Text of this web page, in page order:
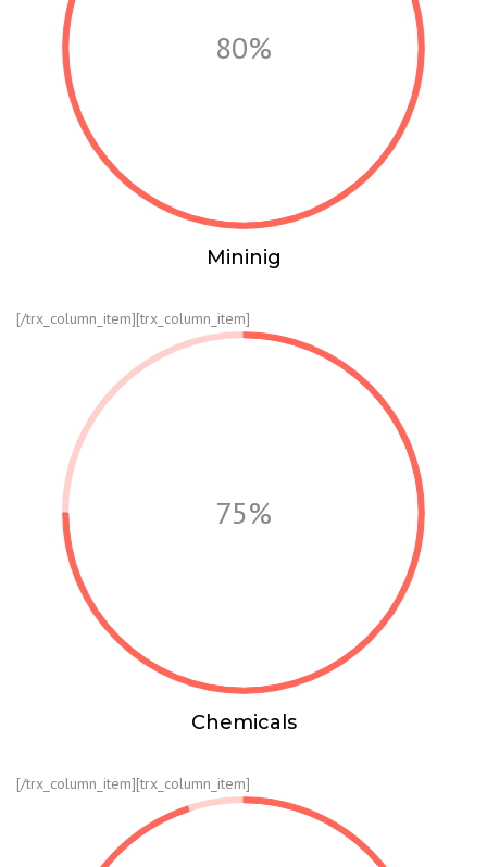
80%
Mininig
[/trx_column_item][trx_column_item]
75%
Chemicals
[/trx_column_item][trx_column_item]